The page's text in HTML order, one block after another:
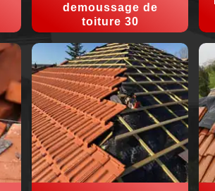
demoussage de
toiture 30